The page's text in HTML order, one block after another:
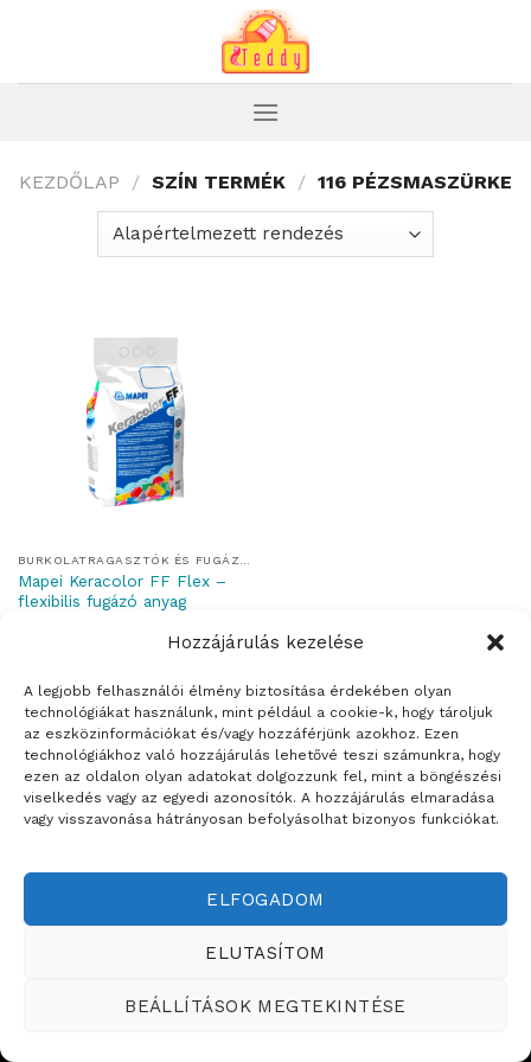
Hozzájárulás kezelése
A legjobb felhasználói élmény biztosítása érdekében olyan
technológiákat használunk, mint például a cookie-k, hogy tároljuk
az eszközinformációkat és/vagy hozzáférjünk azokhoz. Ezen
technológiákhoz való hozzájárulás lehetővé teszi számunkra, hogy
ezen az oldalon olyan adatokat dolgozzunk fel, mint a böngészési
viselkedés vagy az egyedi azonosítók. A hozzájárulás elmaradása
vagy visszavonása hátrányosan befolyásolhat bizonyos funkciókat.
ELFOGADOM
ELUTASÍTOM
BEÁLLÍTÁSOK MEGTEKINTÉSE
KEZDŐLAP / SZÍN TERMÉK / 116 PÉZSMASZÜRKE
Mapei Keracolor FF Flex –
flexibilis fugázó anyag
Weboldalt készítette:
ÉRTÉKESÍTÉSI TERÜLETEINK
Copyright ©2026Teddy Festékbolt